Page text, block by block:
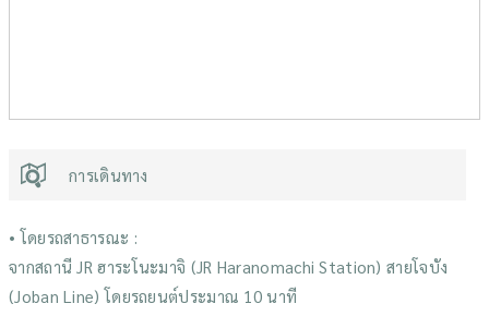
การเดินทาง
• โดยรถสาธารณะ :
จากสถานี JR ฮาระโนะมาจิ (JR Haranomachi Station) สายโจบัง
(Joban Line) โดยรถยนต์ประมาณ 10 นาที